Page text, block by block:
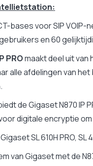
bases voor SIP
en 60
PROmaakt deel uit van
alle afdelingen van
de Gigaset N870
digitale encryptie
SL 610H PRO, SL
van Gigaset met de